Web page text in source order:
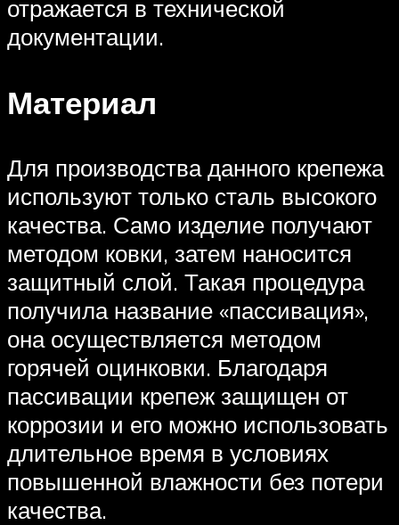
отражается в технической
документации.
Материал
Для производства данного крепежа
используют только сталь высокого
качества. Само изделие получают
методом ковки, затем наносится
защитный слой. Такая процедура
получила название «пассивация»,
она осуществляется методом
горячей оцинковки. Благодаря
пассивации крепеж защищен от
коррозии и его можно использовать
длительное время в условиях
повышенной влажности без потери
качества.